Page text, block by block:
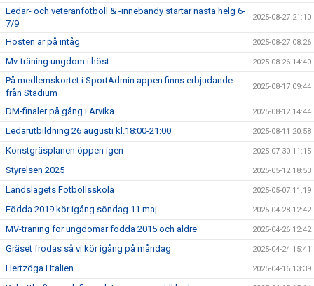
Ledar- och veteranfotboll & -innebandy startar nästa helg 6-
7/9
2025-08-27 21:10
Hösten är på intåg 2025-08-27 08:26
Mv-träning ungdom i höst 2025-08-26 14:40
På medlemskortet i SportAdmin appen finns erbjudande
från Stadium
2025-08-17 09:44
DM-finaler på gång i Arvika 2025-08-12 14:44
Ledarutbildning 26 augusti kl.18:00-21:00 2025-08-11 20:58
Konstgräsplanen öppen igen 2025-07-30 11:15
Styrelsen 2025 2025-05-12 18:53
Landslagets Fotbollsskola 2025-05-07 11:19
Födda 2019 kör igång söndag 11 maj. 2025-04-28 12:42
MV-träning för ungdomar födda 2015 och äldre 2025-04-26 12:42
Gräset frodas så vi kör igång på måndag 2025-04-24 15:41
Hertzöga i Italien 2025-04-16 13:39